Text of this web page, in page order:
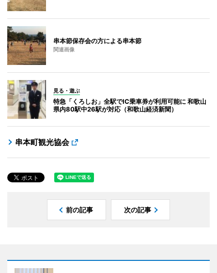
串本節保存会の方による串本節
関連画像
見る・遊ぶ
特急「くろしお」全駅でIC乗車券が利用可能に 和歌山
県内80駅中26駅が対応（和歌山経済新聞）
串本町観光協会
前の記事 次の記事